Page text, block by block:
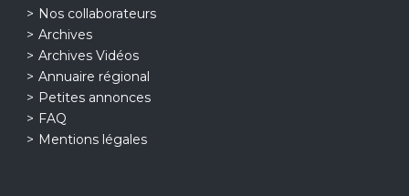
Nos collaborateurs
Archives
Archives Vidéos
Annuaire régional
Petites annonces
FAQ
Mentions légales